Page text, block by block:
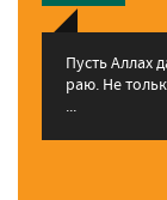
Пусть Аллах
раю. Не
...